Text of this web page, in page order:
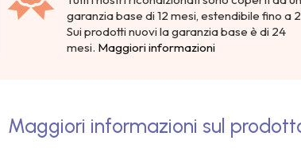
garanzia base di 12 mesi, estendibile fino a
Sui prodotti nuovi la garanzia base è di 24
mesi. Maggiori informazioni
Maggiori informazioni sul